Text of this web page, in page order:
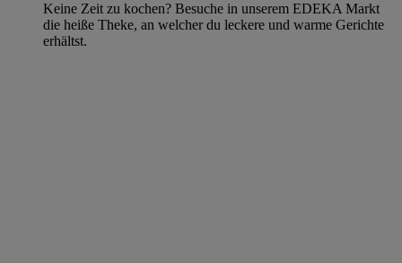
Keine Zeit zu kochen? Besuche in unserem EDEKA Markt
die heiße Theke, an welcher du leckere und warme Gerichte
erhältst.